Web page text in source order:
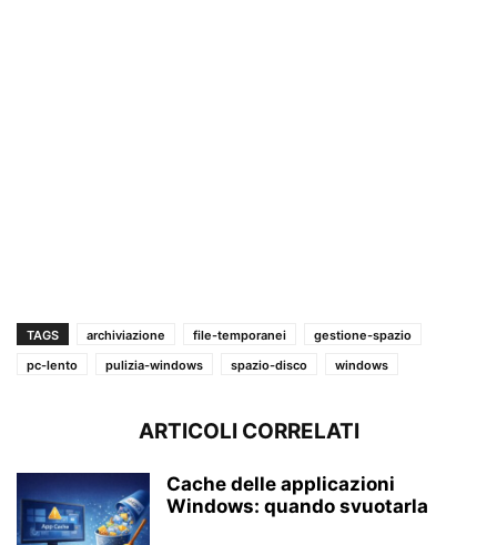
TAGS archiviazione file-temporanei
gestione-spazio
pc-lento
pulizia-windows spazio-disco windows
ARTICOLI CORRELATI
Cache delle applicazioni
Windows: quando svuotarla